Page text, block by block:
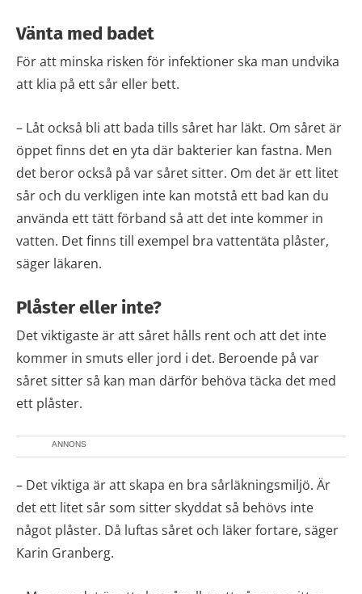
Vänta med badet
För att minska risken för infektioner ska man undvika
att klia på ett sår eller bett.
– Låt också bli att bada tills såret har läkt. Om såret är
öppet finns det en yta där bakterier kan fastna. Men
det beror också på var såret sitter. Om det är ett litet
sår och du verkligen inte kan motstå ett bad kan du
använda ett tätt förband så att det inte kommer in
vatten. Det finns till exempel bra vattentäta plåster,
säger läkaren.
Plåster eller inte?
Det viktigaste är att såret hålls rent och att det inte
kommer in smuts eller jord i det. Beroende på var
såret sitter så kan man därför behöva täcka det med
ett plåster.
ANNONS
– Det viktiga är att skapa en bra sårläkningsmiljö. Är
det ett litet sår som sitter skyddat så behövs inte
något plåster. Då luftas såret och läker fortare, säger
Karin Granberg.